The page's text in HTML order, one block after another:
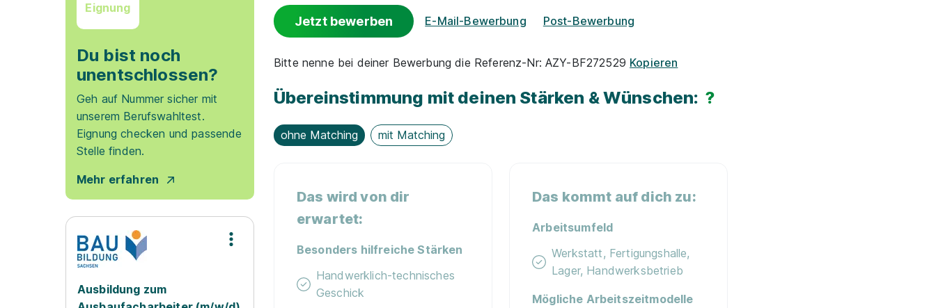
Eignung
Du bist noch
unentschlossen?
Geh auf Nummer sicher mit
unserem Berufswahltest.
Eignung checken und passende
Stelle finden.
Mehr erfahren
Ausbildung zum
Jetzt bewerben E-Mail-Bewerbung Post-Bewerbung
Bitte nenne bei deiner Bewerbung die Referenz-Nr: AZY-BF272529 Kopieren
Übereinstimmung mit deinen Stärken & Wünschen: ?
ohne Matching mit Matching
Das wird von dir
erwartet:
Besonders hilfreiche Stärken
Handwerklich-technisches
Geschick
Das kommt auf dich zu:
Arbeitsumfeld
Werkstatt, Fertigungshalle,
Lager, Handwerksbetrieb
Mögliche Arbeitszeitmodelle